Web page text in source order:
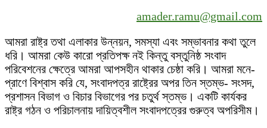
amader.ramu@gmail.com
আমরা রাষ্ট্র তথা এলাকার উন্নয়ন, সমস্যা এবং সম্ভাবনার কথা তুলে
ধরি। আমরা কেউ কারো প্রতিপক্ষ নই কিন্তু বস্তুনিষ্ঠ সংবাদ
পরিবেশনের ক্ষেত্রে আমরা আপসহীন থাকার চেষ্ঠা করি। আমরা মনে-
প্রাণে বিশ্বাস করি যে, সংবাদপত্র রাষ্ট্রের অপর তিন স্তম্ভ- সংসদ,
প্রশাসন বিভাগ ও বিচার বিভাগের পর চতুর্থ স্তম্ভ। একটি কার্যকর
রাষ্ট্র গঠন ও পরিচালনায় দায়িত্বশীল সংবাদপত্রের গুরুত্ব অপরিসীম।